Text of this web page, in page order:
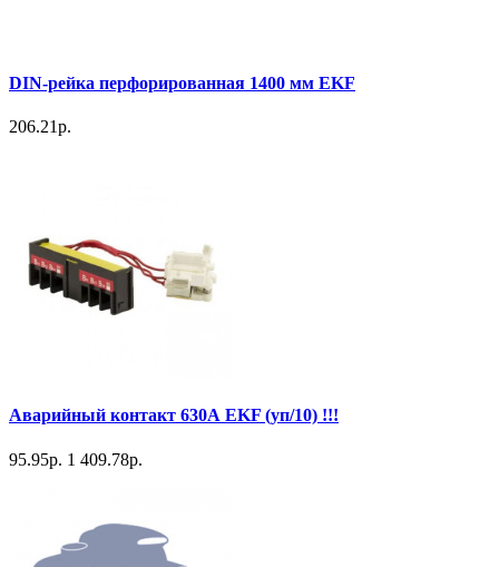
DIN-рейка перфорированная 1400 мм EKF
206.21р.
Аварийный контакт 630А EKF (уп/10) !!!
95.95р. 1 409.78р.